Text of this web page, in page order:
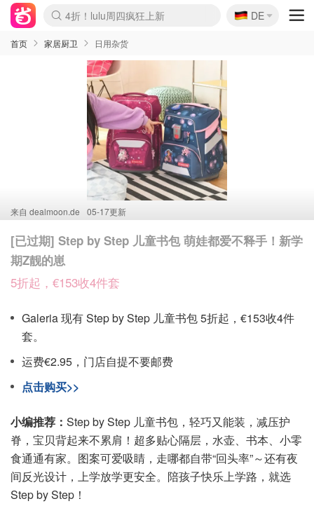
Boticinal 夏促开抢！
4折！lulu周四疯狂上新
还没结束！&OtherStories大促
Joybuy变相75折 随时失效
速领！Stanley独家85折
疑似霸哥！Camper额外叠85折
Zalando 奥莱闪促！每日更新
Moncler反季囤！5折起+叠9折
Coach Brooklyn仅€192
🇩🇪
DE
首页 家居厨卫 日用杂货
来自 dealmoon.de 05-17更新
[已过期] Step by Step 儿童书包 萌娃都爱不释手！新学
期Z靓的崽
5折起，€153收4件套
Galeria 现有 Step by Step 儿童书包 5折起，€153收4件
套。
运费€2.95，门店自提不要邮费
点击购买>>
小编推荐： Step by Step 儿童书包，轻巧又能装，减压护
脊，宝贝背起来不累肩！超多贴心隔层，水壶、书本、小零
食通通有家。图案可爱吸睛，走哪都自带“回头率”～还有夜
间反光设计，上学放学更安全。陪孩子快乐上学路，就选
Step by Step！